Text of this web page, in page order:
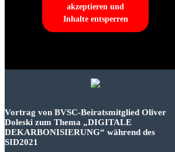
akzeptieren und
Inhalte entsperren
Vortrag von BVSC-Beiratsmitglied Oliver
Doleski zum Thema „DIGITALE
DEKARBONISIERUNG“ während des
SID2021